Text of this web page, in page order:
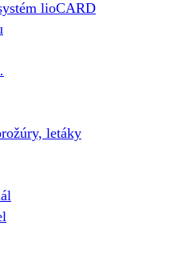
lioCARD
letáky